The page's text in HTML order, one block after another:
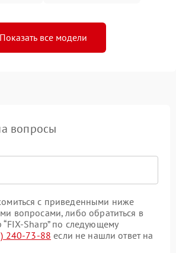
Показать все модели
вопросы
с приведенными ниже
вопросами, либо обратиться в
Sharp” по следующему
240-73-88 если не нашли ответ на